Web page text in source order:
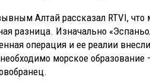
Алтай рассказал RTVI,
разница. Изначально
операция и ее реалии
морское